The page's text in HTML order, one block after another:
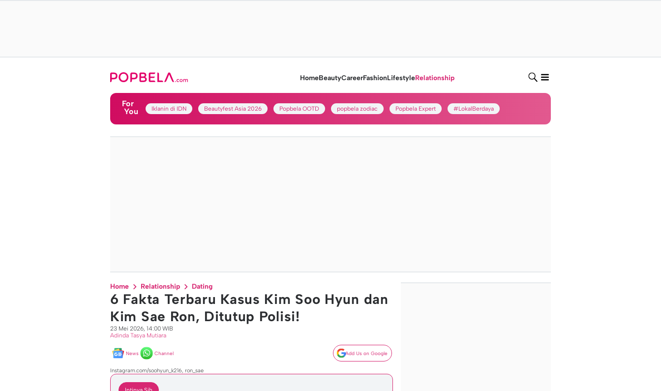
HomeBeautyCareerFashionLifestyleRelationship
For
You
Iklanin di IDN Beautyfest Asia 2026 Popbela OOTD popbela zodiac Popbela Expert #LokalBerdaya
Home Relationship Dating
6 Fakta Terbaru Kasus Kim Soo Hyun dan
Kim Sae Ron, Ditutup Polisi!
23 Mei 2026, 14:00 WIB
Adinda Tasya Mutiara
News Channel Add Us on Google
Instagram.com/soohyun_k216, ron_sae